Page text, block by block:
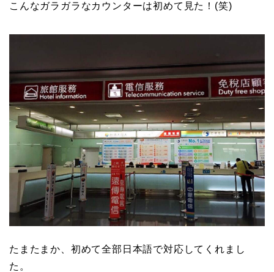
こんなガラガラなカウンターは初めて見た！(笑)
たまたまか、初めて全部日本語で対応してくれまし
た。